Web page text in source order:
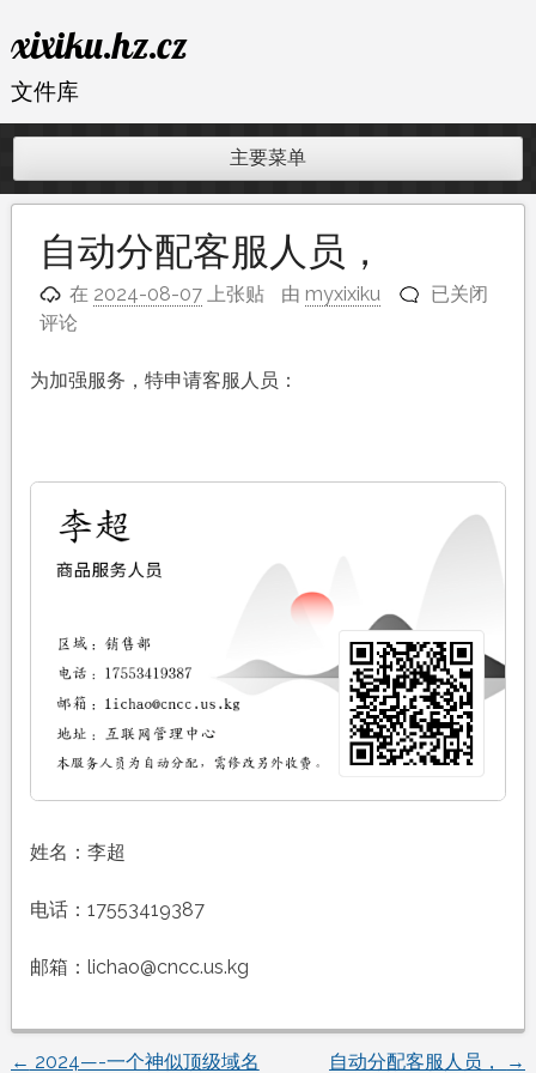
至
内
xixiku.hz.cz
文件库
主要菜单
自动分配客服人员，
在 2024-08-07 上张贴 由 myxixiku
自
已关闭
评论
为加强服务，特申请客服人员：
姓名：李超
电话：17553419387
邮箱： lichao@cncc.us.kg
← 2024—-一个神似顶级域名 自动分配客服人员， →